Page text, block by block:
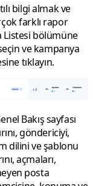
bilgi almak ve
farklı rapor
Listesi bölümüne
ve kampanya
tıklayın.
Bakışsayfası
göndericiyi,
dilini ve şablonu
açmaları,
posta